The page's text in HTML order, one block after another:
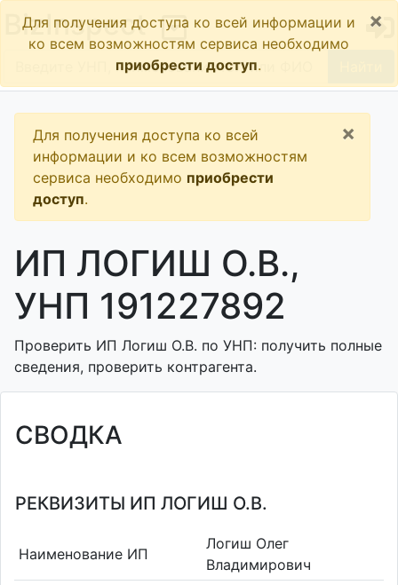
BizInspect
Для получения доступа ко всей информации и
ко всем возможностям сервиса необходимо
приобрести доступ.
×
Для получения доступа ко всей
информации и ко всем возможностям
сервиса необходимо приобрести
доступ.
×
ИП ЛОГИШ О.В.,
УНП 191227892
Проверить ИП Логиш О.В. по УНП: получить полные
сведения, проверить контрагента.
СВОДКА
РЕКВИЗИТЫ ИП ЛОГИШ О.В.
Наименование ИП
Логиш Олег
Владимирович